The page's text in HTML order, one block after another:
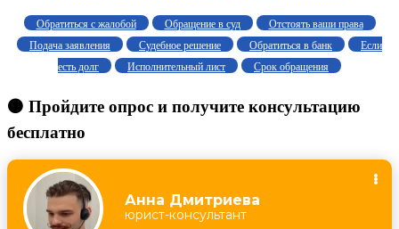
Обратиться с жалобой Обращение в суд
Отстоять ваши права
Подача заявления
Судебное решение Обратиться в банк
Если
есть долг
Исполнительный лист Срок обращения
🟠 Пройдите опрос и получите консультацию
бесплатно